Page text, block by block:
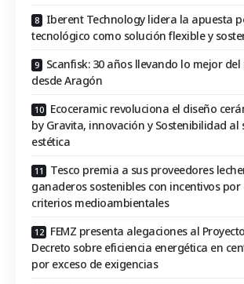
Iberent Technology lidera la apuesta
tecnológico como solución flexible y
Scanfisk: 30 años llevando lo mejor
desde Aragón
Ecoceramic revoluciona el diseño
by Gravita, innovación y Sostenibilidad al
estética
Tesco premia a sus proveedores
ganaderos sostenibles con incentivos
criterios medioambientales
FEMZ presenta alegaciones al
Decreto sobre eficiencia energética en
por exceso de exigencias